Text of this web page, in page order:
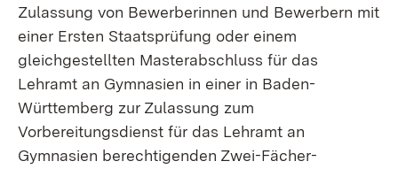
Zulassung von Bewerberinnen und Bewerbern mit
einer Ersten Staatsprüfung oder einem
gleichgestellten Masterabschluss für das
Lehramt an Gymnasien in einer in Baden-
Württemberg zur Zulassung zum
Vorbereitungsdienst für das Lehramt an
Gymnasien berechtigenden Zwei-Fächer-